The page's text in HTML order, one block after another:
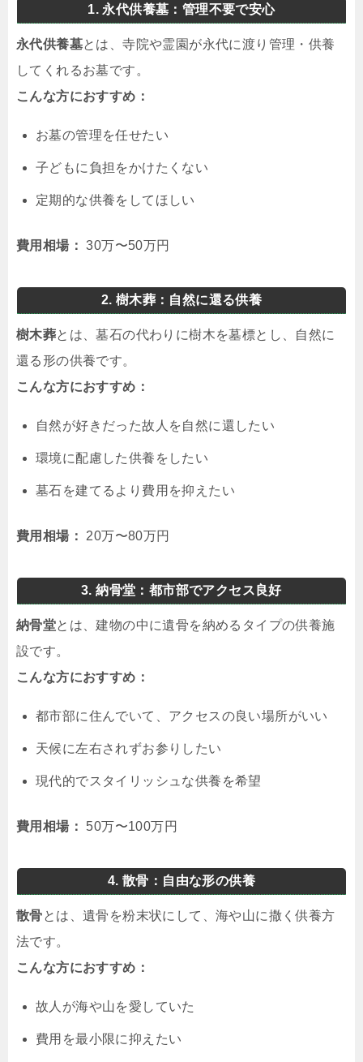
1. 永代供養墓：管理不要で安心
永代供養墓とは、寺院や霊園が永代に渡り管理・供養
してくれるお墓です。
こんな方におすすめ：
お墓の管理を任せたい
子どもに負担をかけたくない
定期的な供養をしてほしい
費用相場： 30万〜50万円
2. 樹木葬：自然に還る供養
樹木葬とは、墓石の代わりに樹木を墓標とし、自然に
還る形の供養です。
こんな方におすすめ：
自然が好きだった故人を自然に還したい
環境に配慮した供養をしたい
墓石を建てるより費用を抑えたい
費用相場： 20万〜80万円
3. 納骨堂：都市部でアクセス良好
納骨堂とは、建物の中に遺骨を納めるタイプの供養施
設です。
こんな方におすすめ：
都市部に住んでいて、アクセスの良い場所がいい
天候に左右されずお参りしたい
現代的でスタイリッシュな供養を希望
費用相場： 50万〜100万円
4. 散骨：自由な形の供養
散骨とは、遺骨を粉末状にして、海や山に撒く供養方
法です。
こんな方におすすめ：
故人が海や山を愛していた
費用を最小限に抑えたい